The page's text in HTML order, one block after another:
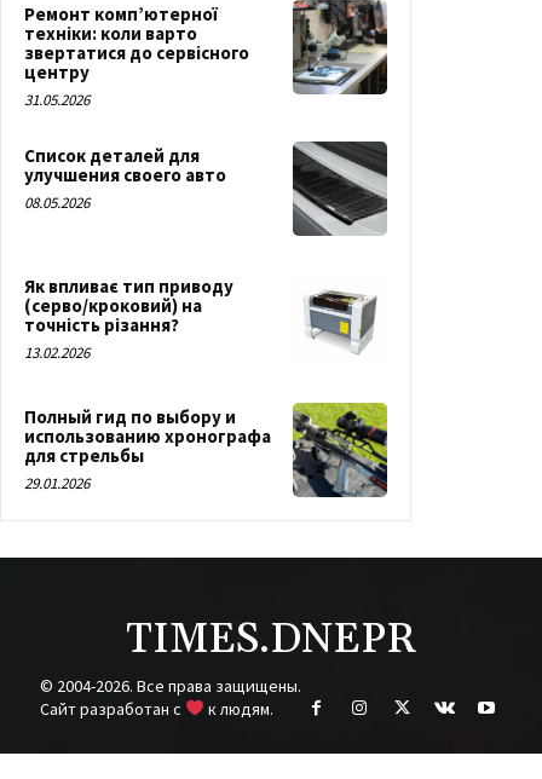
Ремонт комп’ютерної
техніки: коли варто
звертатися до сервісного
центру
31.05.2026
Список деталей для
улучшения своего авто
08.05.2026
Як впливає тип приводу
(серво/кроковий) на
точність різання?
13.02.2026
Полный гид по выбору и
использованию хронографа
для стрельбы
29.01.2026
TIMES.DNEPR
© 2004-2026. Все права защищены.
Cайт разработан с
к людям.